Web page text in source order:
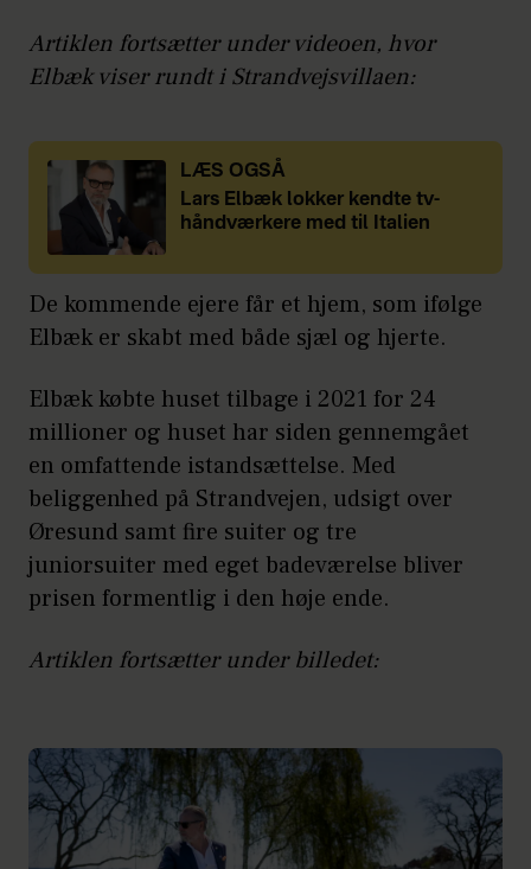
Artiklen fortsætter under videoen, hvor
Elbæk viser rundt i Strandvejsvillaen:
LÆS OGSÅ
Lars Elbæk lokker kendte tv-
håndværkere med til Italien
De kommende ejere får et hjem, som ifølge
Elbæk er skabt med både sjæl og hjerte.
Elbæk købte huset tilbage i 2021 for 24
millioner og huset har siden gennemgået
en omfattende istandsættelse. Med
beliggenhed på Strandvejen, udsigt over
Øresund samt fire suiter og tre
juniorsuiter med eget badeværelse bliver
prisen formentlig i den høje ende.
Artiklen fortsætter under billedet: